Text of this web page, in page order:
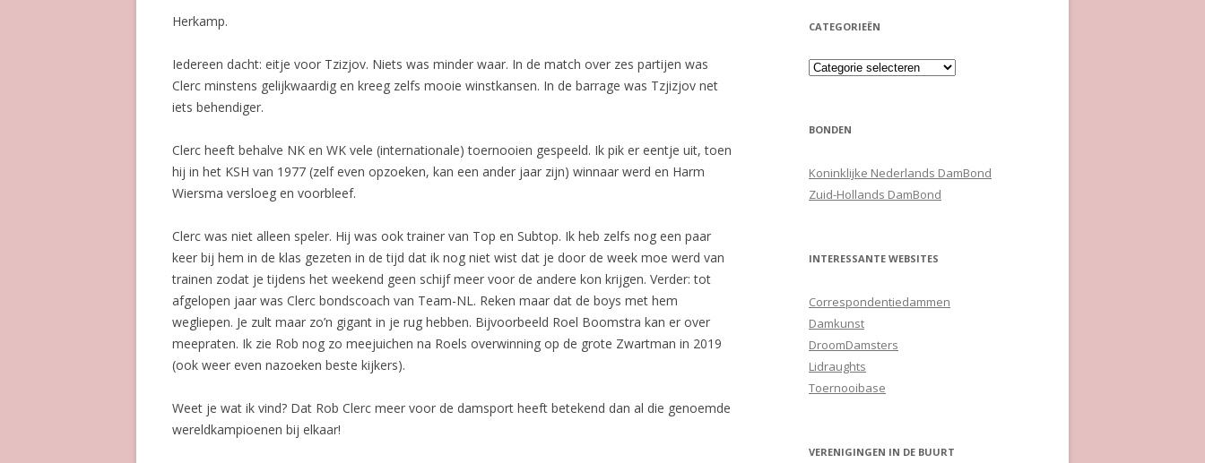
Herkamp.
Iedereen dacht: eitje voor Tzizjov. Niets was minder waar. In de match over zes partijen was
Clerc minstens gelijkwaardig en kreeg zelfs mooie winstkansen. In de barrage was Tzjizjov net
iets behendiger.
Clerc heeft behalve NK en WK vele (internationale) toernooien gespeeld. Ik pik er eentje uit, toen
hij in het KSH van 1977 (zelf even opzoeken, kan een ander jaar zijn) winnaar werd en Harm
Wiersma versloeg en voorbleef.
Clerc was niet alleen speler. Hij was ook trainer van Top en Subtop. Ik heb zelfs nog een paar
keer bij hem in de klas gezeten in de tijd dat ik nog niet wist dat je door de week moe werd van
trainen zodat je tijdens het weekend geen schijf meer voor de andere kon krijgen. Verder: tot
afgelopen jaar was Clerc bondscoach van Team-NL. Reken maar dat de boys met hem
wegliepen. Je zult maar zo’n gigant in je rug hebben. Bijvoorbeeld Roel Boomstra kan er over
meepraten. Ik zie Rob nog zo meejuichen na Roels overwinning op de grote Zwartman in 2019
(ook weer even nazoeken beste kijkers).
Weet je wat ik vind? Dat Rob Clerc meer voor de damsport heeft betekend dan al die genoemde
wereldkampioenen bij elkaar!
CATEGORIEËN
Categorieën
BONDEN
Koninklijke Nederlands DamBond
Zuid-Hollands DamBond
INTERESSANTE WEBSITES
Correspondentiedammen
Damkunst
DroomDamsters
Lidraughts
Toernooibase
VERENIGINGEN IN DE BUURT